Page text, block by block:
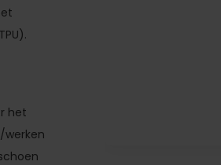
het
werken